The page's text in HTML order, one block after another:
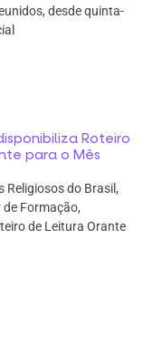
desde quinta-
Roteiro
para o Mês
Religiosos do Brasil,
de Formação,
de Leitura Orante